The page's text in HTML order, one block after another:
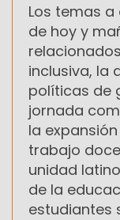
Los temas
de hoy y
inclusiva, la
políticas de
jornada
la
trabajo
unidad
de la
estudiantes